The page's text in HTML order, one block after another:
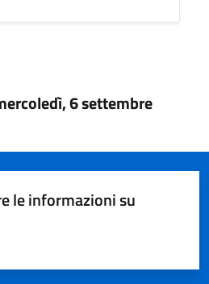
6 settembre
le informazioni su